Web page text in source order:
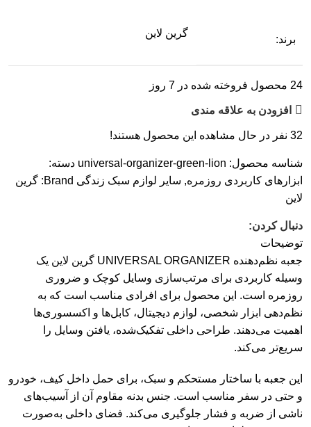
برند:
گرین لاین
24 محصول فروخته شده در 7 روز
افزودن به علاقه مندی
32 نفر در حال مشاهده این محصول هستند!
شناسه محصول: universal-organizer-green-lion دسته:
ابزارهای کاربردی روزمره, سایر لوازم سبک زندگی Brand: گرین
لاین
دنبال کردن:
توضیحات
جعبه نظم‌دهنده UNIVERSAL ORGANIZER گرین لاین یک
وسیله کاربردی برای مرتب‌سازی وسایل کوچک و ضروری
روزمره است. این محصول برای افرادی مناسب است که به
نظم‌دهی ابزار شخصی، لوازم دیجیتال، کابل‌ها و اکسسوری‌ها
اهمیت می‌دهند. طراحی داخلی تفکیک‌شده، یافتن وسایل را
سریع‌تر می‌کند.
این جعبه با ساختار مستحکم و سبک، برای حمل داخل کیف، خودرو
و حتی در سفر مناسب است. جنس بدنه مقاوم آن از آسیب‌های
ناشی از ضربه و فشار جلوگیری می‌کند. فضای داخلی به‌صورت